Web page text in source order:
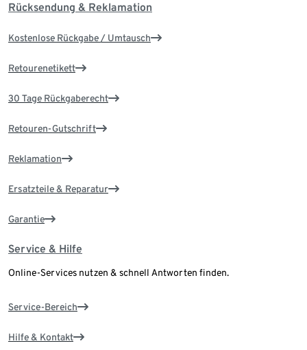
Rücksendung & Reklamation
Kostenlose Rückgabe / Umtausch
Retourenetikett
30 Tage Rückgaberecht
Retouren-Gutschrift
Reklamation
Ersatzteile & Reparatur
Garantie
Service & Hilfe
Online-Services nutzen & schnell Antworten finden.
Service-Bereich
Hilfe & Kontakt